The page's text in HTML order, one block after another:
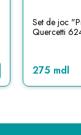
Set de joc
Quercetti
275 mdl